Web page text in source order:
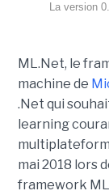
La version
ML.Net, le
machine de
.Net qui
learning
mai 2018 lors
framework